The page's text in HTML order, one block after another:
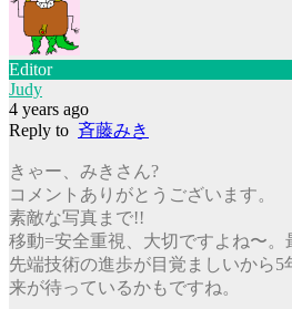
Editor
Judy
4 years ago
Reply to 斉藤みき
きゃー、みきさん?
コメントありがとうございます。
素敵な写真まで!!
移動=安全重視、大切ですよね〜
先端技術の進歩が目覚ましいから5
来が待っているかもですね。